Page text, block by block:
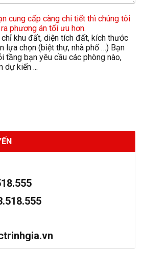
cung cấp càng chi tiết thì chúng tôi
phương án tối ưu hơn.
khu đất, diện tích đất, kích thước
lựa chọn (biệt thự, nhà phố …) Bạn
tầng bạn yêu cầu các phòng nào,
dự kiến ...